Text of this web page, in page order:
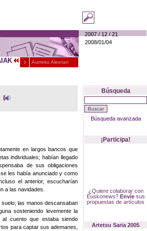
en largos bancos que
individuales; habían llegado
de sus obligaciones
les había anunciado y como
el anterior, escucharían
a las navidades.
las manos descansaban
sosteniendo levemente la
al cuento que estaba siendo
para captar sus ademanes,
Búsqueda
Búsqueda avanzada
¡Participa!
¿Quiere colaborar con
Euskonews? Envíesus
propuestas de artículos
Artetsu Saria 2005
Aurreko Aleetan
2007 / 12 / 21
2008/01/04